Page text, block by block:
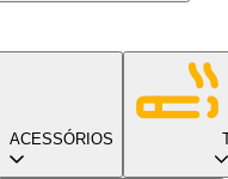
ACESSÓRIOS